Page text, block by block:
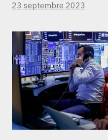
23 septembre 2023